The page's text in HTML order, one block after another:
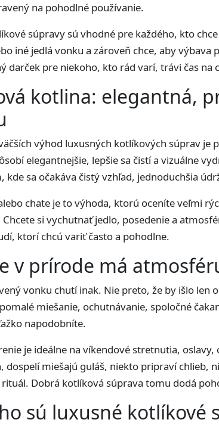
na pohodlné používanie.
súpravy sú vhodné pre každého, kto
iné jedlá vonku a zároveň chce, aby
darček pre niekoho, kto rád varí, trávi čas
kotlina: elegantná,
výhod luxusných kotlíkových súprav je
elegantnejšie, lepšie sa čistí a vizuálne
kde sa očakáva čistý vzhľad, jednoduchšia
chate je to výhoda, ktorú oceníte veľmi
Chcete si vychutnať jedlo, posedenie a
ktorí chcú variť často a pohodlne.
v prírode má
vonku chutí inak. Nie preto, že by išlo len
miešanie, ochutnávanie, spoločné
napodobníte.
je ideálne na víkendové stretnutia,
dospelí miešajú guláš, niekto pripraví chlieb,
Dobrá kotlíková súprava tomu dodá
sú luxusné kotlíkové